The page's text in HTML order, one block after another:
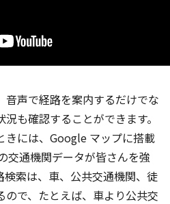
音声で経路を案内するだけでな
も確認することができます。
きには、Google マップに搭載
交通機関データが皆さんを強
検索は、車、公共交通機関、徒
で、たとえば、車より公共交